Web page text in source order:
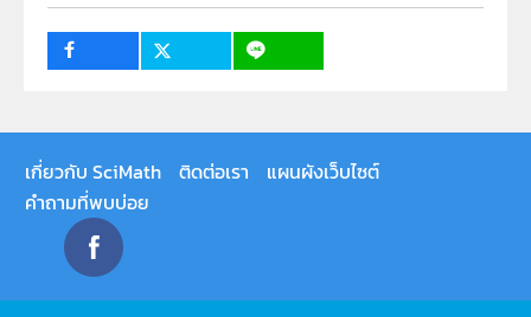
ปฐมวัย, ป.1, ป.2, ป.3, ป.4, ป.5, ป.6, ม.1, ม.2, ม.3, ม.4, ม.5,
กลุ่มเป้าหมาย
ครู, นักเรียน, บุคคลทั่วไป
เกี่ยวกับ SciMath ติดต่อเรา
แผนผังเว็บไซต์
คำถามที่พบบ่อย